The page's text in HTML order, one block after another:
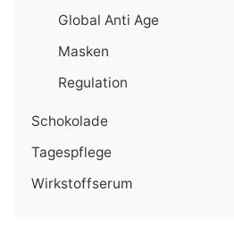
Global Anti Age
Masken
Regulation
Schokolade
Tagespflege
Wirkstoffserum